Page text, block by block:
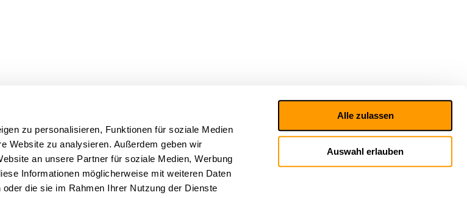
zu personalisieren, Funktionen für soziale Medien
Website zu analysieren. Außerdem geben wir
an unsere Partner für soziale Medien, Werbung
Informationen möglicherweise mit weiteren Daten
die sie im Rahmen Ihrer Nutzung der Dienste
Alle zulassen
Auswahl erlauben